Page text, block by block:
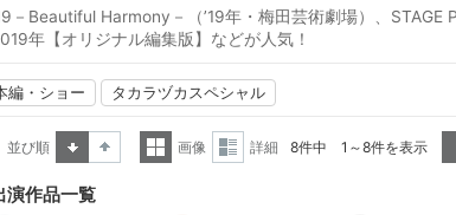
－Beautiful Harmony－（’19年・梅田芸術劇場）、
年【オリジナル編集版】などが人気！
編・ショー タカラヅカスペシャル
並び順
画像
詳細 8件中 1～8件を表示
演作品一覧